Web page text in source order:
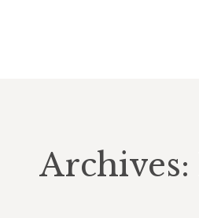
Archives: